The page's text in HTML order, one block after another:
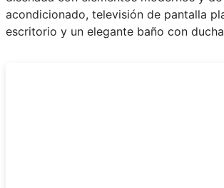
acondicionado, televisión de pantalla
escritorio y un elegante baño con